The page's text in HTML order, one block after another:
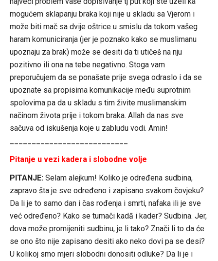
mogućem sklapanju braka koji nije u skladu sa Vjerom i
može biti mač sa dvije oštrice u smislu da tokom vašeg
haram komuniciranja (jer je poznako kako se muslimanu
upoznaju za brak) može se desiti da ti utičeš na nju
pozitivno ili ona na tebe negativno. Stoga vam
preporučujem da se ponašate prije svega odraslo i da se
upoznate sa propisima komunikacije među suprotnim
spolovima pa da u skladu s tim živite muslimanskim
načinom života prije i tokom braka. Allah da nas sve
sačuva od iskušenja koje u zabludu vodi. Amin!
Pitanje u vezi kadera i slobodne volje
PITANJE: Selam alejkum! Koliko je određena sudbina,
zapravo šta je sve određeno i zapisano svakom čovjeku?
Da li je to samo dan i čas rođenja i smrti, nafaka ili je sve
već određeno? Kako se tumači kadā i kader? Sudbina. Jer,
dova može promijeniti sudbinu, je li tako? Znači li to da će
se ono što nije zapisano desiti ako neko dovi pa se desi?
U kolikoj smo mjeri slobodni donositi odluke? Da li je i